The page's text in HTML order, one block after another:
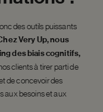
des outils puissants
Very Up, nous
des biais cognitifs,
clients à tirer parti de
de concevoir des
aux besoins et aux